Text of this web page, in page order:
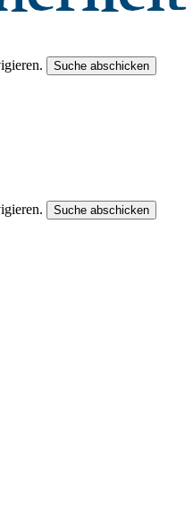
Suche abschicken
Suche abschicken